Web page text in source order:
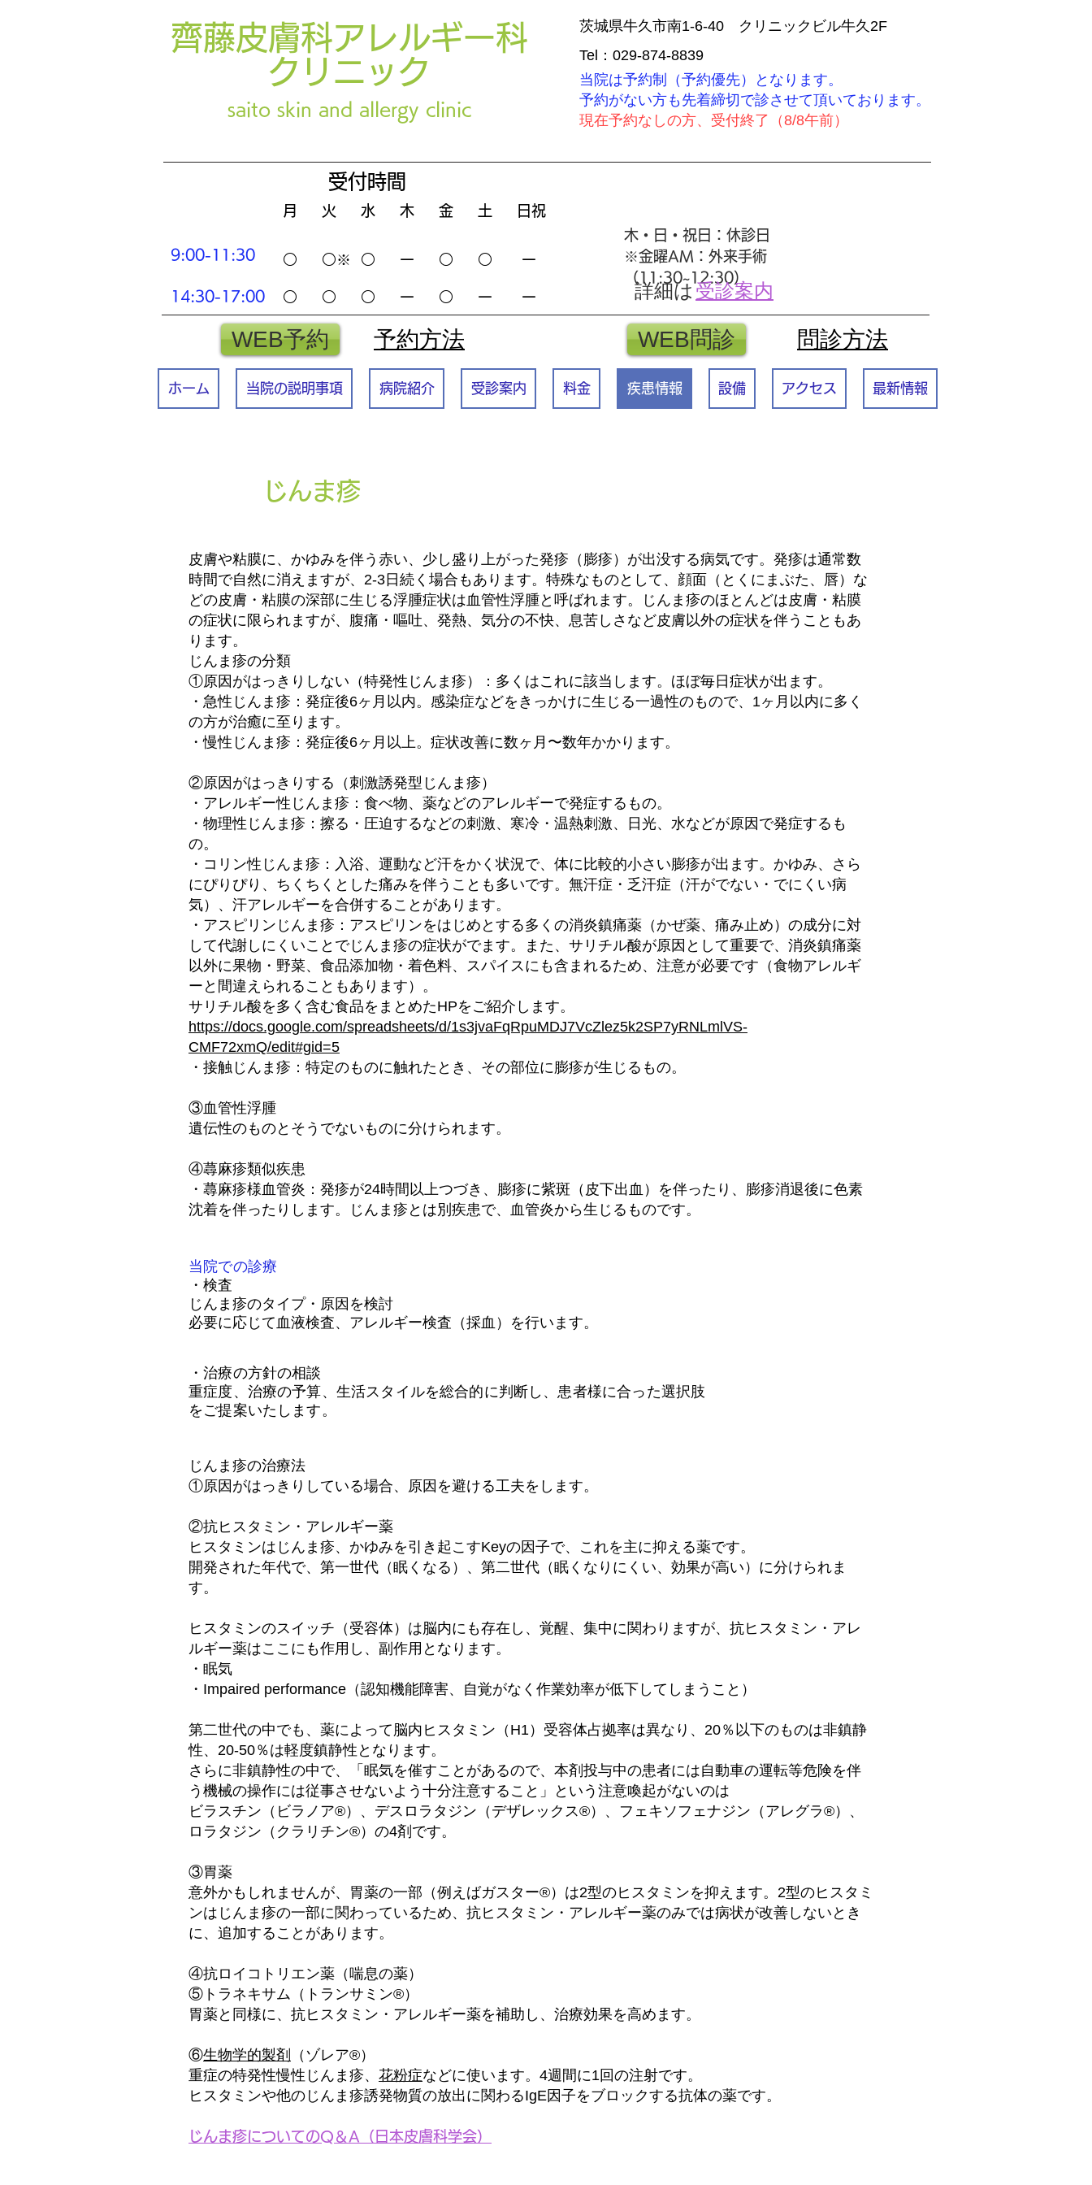
齊藤皮膚科アレルギー科
クリニック
saito skin and allergy clinic
茨城県牛久市南1-6-40 クリニックビル牛久2F
Tel：029-874-8839
当院は予約制（予約優先）となります。
​予約がない方も先着締切で診させて頂いております。
現在予約なしの方、受付終了（8/8午前）
​受付時間
月 火 水 木 金 土 日祝
9:00-11:30 ○ ○※ ○ ー ○ ○ ー
14:30-17:00 ○ ○ ○ ー ○ ー ー
木・日・祝日：休診日
※金曜AM： 外来手術
（11:30~12:30）
詳細は受診案内
WEB予約 ​予約方法 WEB問診 ​問診方法
ホーム 当院の説明事項 病院紹介 受診案内 料金 疾患情報 設備 アクセス 最新情報
じんま疹
皮膚や粘膜に、かゆみを伴う赤い、少し盛り上がった発疹（膨疹）が出没する病気です。発疹は通常数
時間で自然に消えますが、2-3日続く場合もあります。特殊なものとして、顔面（とくにまぶた、唇）な
どの皮膚・粘膜の深部に生じる浮腫症状は血管性浮腫と呼ばれます。じんま疹のほとんどは皮膚・粘膜
の症状に限られますが、腹痛・嘔吐、発熱、気分の不快、息苦しさなど皮膚以外の症状を伴うこともあ
ります。
じんま疹の分類
①原因がはっきりしない（特発性じんま疹）：多くはこれに該当します。ほぼ毎日症状が出ます。
・急性じんま疹：発症後6ヶ月以内。感染症などをきっかけに生じる一過性のもので、1ヶ月以内に多く
の方が治癒に至ります。
​・慢性じんま疹：発症後6ヶ月以上。症状改善に数ヶ月〜数年かかります。
②原因がはっきりする（刺激誘発型じんま疹）
・アレルギー性じんま疹：食べ物、薬などのアレルギーで発症するもの。
・物理性じんま疹：擦る・圧迫するなどの刺激、寒冷・温熱刺激、日光、水などが原因で発症するも
の。
​・コリン性じんま疹：入浴、運動など汗をかく状況で、体に比較的小さい膨疹が出ます。かゆみ、さら
にぴりぴり、ちくちくとした痛みを伴うことも多いです。無汗症・乏汗症（汗がでない・でにくい病
気）、汗アレルギーを合併することがあります。
・アスピリンじんま疹：アスピリンをはじめとする多くの消炎鎮痛薬（かぜ薬、痛み止め）の成分に対
して代謝しにくいことでじんま疹の症状がでます。また、サリチル酸が原因として重要で、消炎鎮痛薬
以外に果物・野菜、食品添加物・着色料、スパイスにも含まれるため、注意が必要です（食物アレルギ
ーと間違えられることもあります）。
サリチル酸を多く含む食品をまとめたHPをご紹介します。
https://docs.google.com/spreadsheets/d/1s3jvaFqRpuMDJ7VcZlez5k2SP7yRNLmlVS-
CMF72xmQ/edit#gid=5
・接触じんま疹：特定のものに触れたとき、その部位に膨疹が生じるもの。
③血管性浮腫
​遺伝性のものとそうでないものに分けられます。
④蕁麻疹類似疾患
・蕁麻疹様血管炎：発疹が24時間以上つづき、膨疹に紫斑（皮下出血）を伴ったり、膨疹消退後に色素
沈着を伴ったりします。じんま疹とは別疾患で、血管炎から生じるものです。
当院での診療
・検査
​じんま疹のタイプ・原因を検討
必要に応じて血液検査、アレルギー検査（採血）を行います。
・治療の方針の相談
重症度、治療の予算、生活スタイルを総合的に判断し、患者様に合った選択肢
をご提案いたします。
じんま疹の治療法
①原因がはっきりしている場合、原因を避ける工夫をします。
②抗ヒスタミン・アレルギー薬
ヒスタミンはじんま疹、かゆみを引き起こすKeyの因子で、これを主に抑える薬です。
開発された年代で、第一世代（眠くなる）、第二世代（眠くなりにくい、効果が高い）に分けられま
す。
ヒスタミンのスイッチ（受容体）は脳内にも存在し、覚醒、集中に関わりますが、抗ヒスタミン・アレ
ルギー薬はここにも作用し、副作用となります。
・眠気
・Impaired performance（認知機能障害、自覚がなく作業効率が低下してしまうこと）
第二世代の中でも、薬によって脳内ヒスタミン（H1）受容体占拠率は異なり、20％以下のものは非鎮静
性、20-50％は軽度鎮静性となります。
さらに非鎮静性の中で、「眠気を催すことがあるので、本剤投与中の患者には自動車の運転等危険を伴
う機械の操作には従事させないよう十分注意すること」という注意喚起がないのは
ビラスチン（ビラノア®）、デスロラタジン（デザレックス®）、フェキソフェナジン（アレグラ®）、
ロラタジン（クラリチン®）の4剤です。
③胃薬
​意外かもしれませんが、胃薬の一部（例えばガスター®）は2型のヒスタミンを抑えます。2型のヒスタミ
ンはじんま疹の一部に関わっているため、抗ヒスタミン・アレルギー薬のみでは病状が改善しないとき
に、追加することがあります。
④抗ロイコトリエン薬（喘息の薬）
⑤トラネキサム（トランサミン®）
胃薬と同様に、抗ヒスタミン・アレルギー薬を補助し、治療効果を高めます。
⑥生物学的製剤
（ゾレア®）
重症の特発性慢性じんま疹、 花粉症などに使います。4週間に1回の注射です。
ヒスタミンや他のじんま疹誘発物質の放出に関わるIgE因子をブロックする抗体の薬です。
じんま疹についてのQ＆A（日本皮膚科学会）